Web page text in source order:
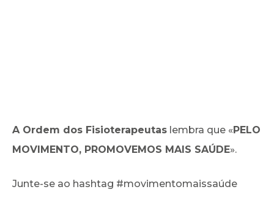
A Ordem dos Fisioterapeutas lembra que «PELO
MOVIMENTO, PROMOVEMOS MAIS SAÚDE».
Junte-se ao hashtag #movimentomaissaúde